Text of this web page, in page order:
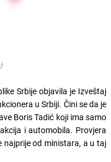
Srbije objavila je Izveštaj
u Srbiji. Čini se da je
Boris Tadić koji ima samo
i automobila. Provjera
od ministara, a u taj